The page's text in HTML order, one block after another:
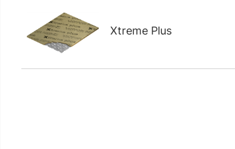
Xtreme Plus